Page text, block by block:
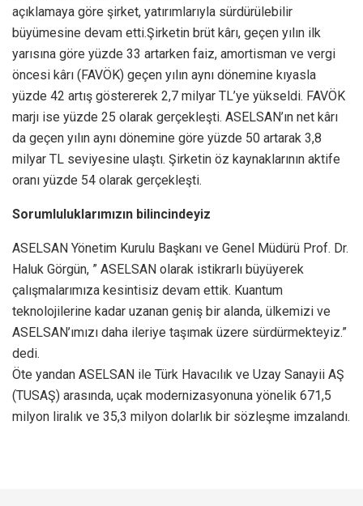
açıklamaya göre şirket, yatırımlarıyla sürdürülebilir
büyümesine devam etti.Şirketin brüt kârı, geçen yılın ilk
yarısına göre yüzde 33 artarken faiz, amortisman ve vergi
öncesi kârı (FAVÖK) geçen yılın aynı dönemine kıyasla
yüzde 42 artış göstererek 2,7 milyar TL’ye yükseldi. FAVÖK
marjı ise yüzde 25 olarak gerçekleşti. ASELSAN’ın net kârı
da geçen yılın aynı dönemine göre yüzde 50 artarak 3,8
milyar TL seviyesine ulaştı. Şirketin öz kaynaklarının aktife
oranı yüzde 54 olarak gerçekleşti.
Sorumluluklarımızın bilincindeyiz
ASELSAN Yönetim Kurulu Başkanı ve Genel Müdürü Prof. Dr.
Haluk Görgün, ” ASELSAN olarak istikrarlı büyüyerek
çalışmalarımıza kesintisiz devam ettik. Kuantum
teknolojilerine kadar uzanan geniş bir alanda, ülkemizi ve
ASELSAN’ımızı daha ileriye taşımak üzere sürdürmekteyiz.”
dedi.
Öte yandan ASELSAN ile Türk Havacılık ve Uzay Sanayii AŞ
(TUSAŞ) arasında, uçak modernizasyonuna yönelik 671,5
milyon liralık ve 35,3 milyon dolarlık bir sözleşme imzalandı.